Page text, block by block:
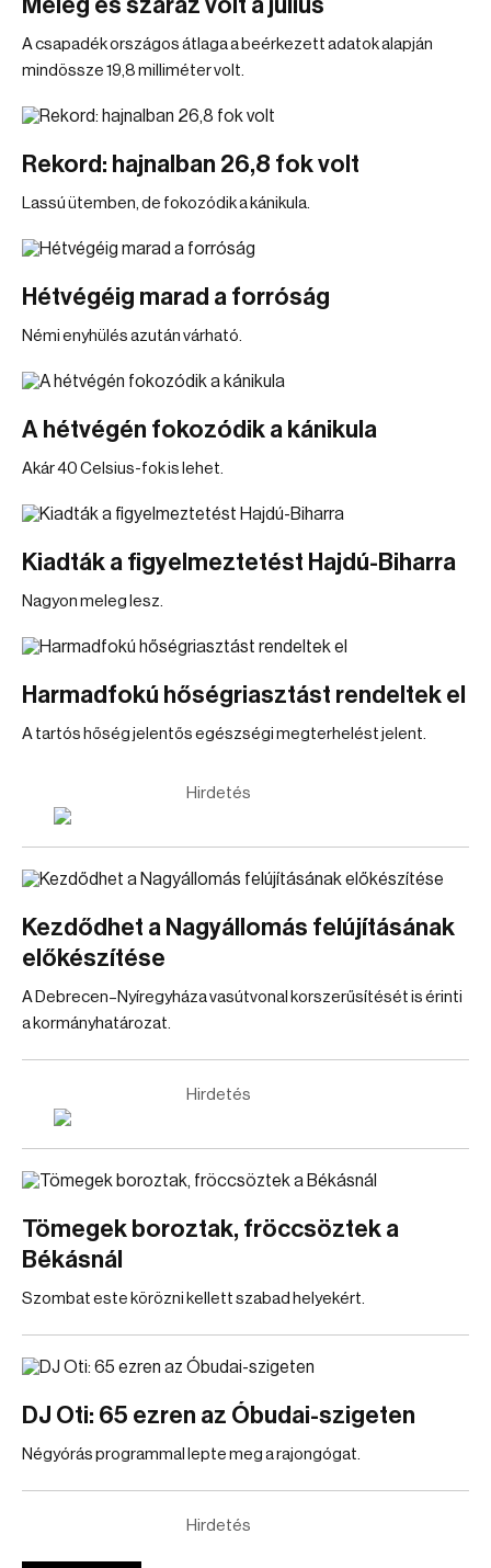
Meleg és száraz volt a július
A csapadék országos átlaga a beérkezett adatok alapján
mindössze 19,8 milliméter volt.
Rekord: hajnalban 26,8 fok volt
Lassú ütemben, de fokozódik a kánikula.
Hétvégéig marad a forróság
Némi enyhülés azután várható.
A hétvégén fokozódik a kánikula
Akár 40 Celsius-fok is lehet.
Kiadták a figyelmeztetést Hajdú-Biharra
Nagyon meleg lesz.
Harmadfokú hőségriasztást rendeltek el
A tartós hőség jelentős egészségi megterhelést jelent.
Hirdetés
Kezdődhet a Nagyállomás felújításának
előkészítése
A Debrecen–Nyíregyháza vasútvonal korszerűsítését is érinti
a kormányhatározat.
Hirdetés
Tömegek boroztak, fröccsöztek a
Békásnál
Szombat este körözni kellett szabad helyekért.
DJ Oti: 65 ezren az Óbudai-szigeten
Négyórás programmal lepte meg a rajongógat.
Hirdetés